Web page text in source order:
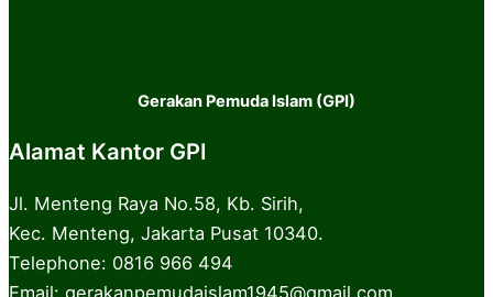
Gerakan Pemuda Islam (GPI)
Alamat Kantor GPI
Jl. Menteng Raya No.58, Kb. Sirih,
Kec. Menteng, Jakarta Pusat 10340.
Telephone: 0816 966 494
Email: gerakanpemudaislam1945@gmail.com